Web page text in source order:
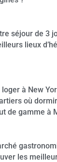
séjour de 3
lieux
loger à New
où
de gamme à
les